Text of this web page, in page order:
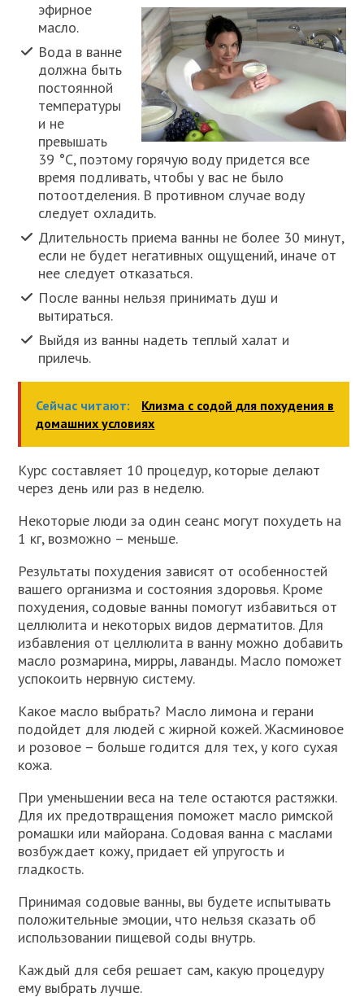
эфирное
масло.
Вода в ванне
должна быть
постоянной
температуры
и не
превышать
39 °C, поэтому горячую воду придется все
время подливать, чтобы у вас не было
потоотделения. В противном случае воду
следует охладить.
Длительность приема ванны не более 30 минут,
если не будет негативных ощущений, иначе от
нее следует отказаться.
После ванны нельзя принимать душ и
вытираться.
Выйдя из ванны надеть теплый халат и
прилечь.
Сейчас читают:
Клизма с содой для похудения в
домашних условиях
Курс составляет 10 процедур, которые делают
через день или раз в неделю.
Некоторые люди за один сеанс могут похудеть на
1 кг, возможно – меньше.
Результаты похудения зависят от особенностей
вашего организма и состояния здоровья. Кроме
похудения, содовые ванны помогут избавиться от
целлюлита и некоторых видов дерматитов. Для
избавления от целлюлита в ванну можно добавить
масло розмарина, мирры, лаванды. Масло поможет
успокоить нервную систему.
Какое масло выбрать? Масло лимона и герани
подойдет для людей с жирной кожей. Жасминовое
и розовое – больше годится для тех, у кого сухая
кожа.
При уменьшении веса на теле остаются растяжки.
Для их предотвращения поможет масло римской
ромашки или майорана. Содовая ванна с маслами
возбуждает кожу, придает ей упругость и
гладкость.
Принимая содовые ванны, вы будете испытывать
положительные эмоции, что нельзя сказать об
использовании пищевой соды внутрь.
Каждый для себя решает сам, какую процедуру
ему выбрать лучше.